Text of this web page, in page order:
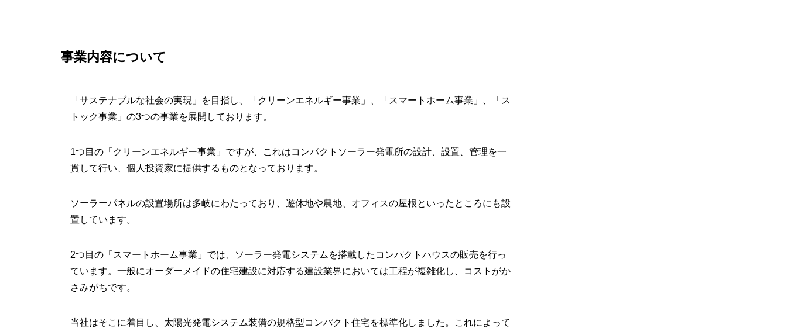
事業内容について
「サステナブルな社会の実現」を目指し、「クリーンエネルギー事業」、「スマートホーム事業」、「ス
トック事業」の3つの事業を展開しております。
1つ目の「クリーンエネルギー事業」ですが、これはコンパクトソーラー発電所の設計、設置、管理を一
貫して行い、個人投資家に提供するものとなっております。
ソーラーパネルの設置場所は多岐にわたっており、遊休地や農地、オフィスの屋根といったところにも設
置しています。
2つ目の「スマートホーム事業」では、ソーラー発電システムを搭載したコンパクトハウスの販売を行っ
ています。一般にオーダーメイドの住宅建設に対応する建設業界においては工程が複雑化し、コストがか
さみがちです。
当社はそこに着目し、太陽光発電システム装備の規格型コンパクト住宅を標準化しました。これによって